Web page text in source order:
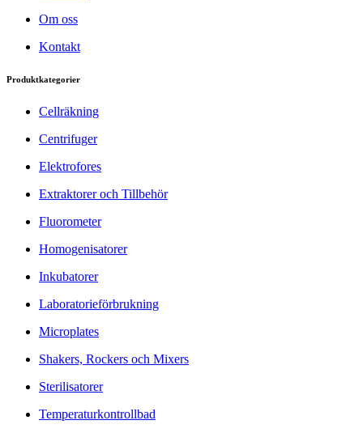
Om oss
Kontakt
Produktkategorier
Cellräkning
Centrifuger
Elektrofores
Extraktorer och Tillbehör
Fluorometer
Homogenisatorer
Inkubatorer
Laboratorieförbrukning
Microplates
Shakers, Rockers och Mixers
Sterilisatorer
Temperaturkontrollbad